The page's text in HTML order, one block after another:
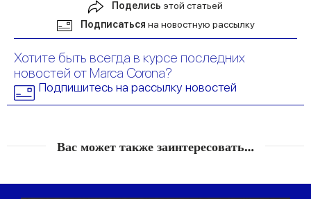
Поделись этой статьей
Подписаться на новостную рассылку
Хотите быть всегда в курсе последних
новостей от Marca Corona?
Подпишитесь на рассылку новостей
Вас может также заинтересовать…